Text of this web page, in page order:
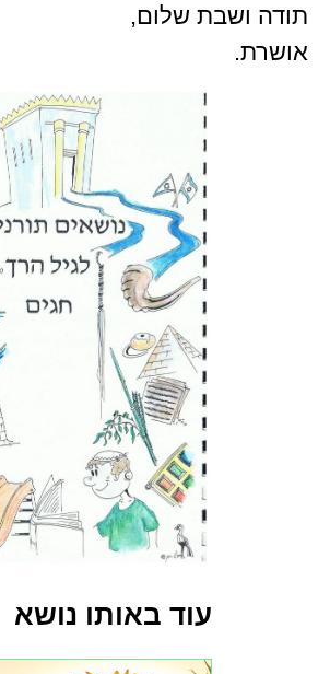
תודה ושבת שלום,
אושרת.
עוד באותו נושא